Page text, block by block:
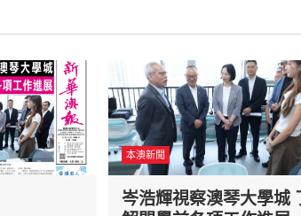
本澳新聞
岑浩輝視察澳琴大學城